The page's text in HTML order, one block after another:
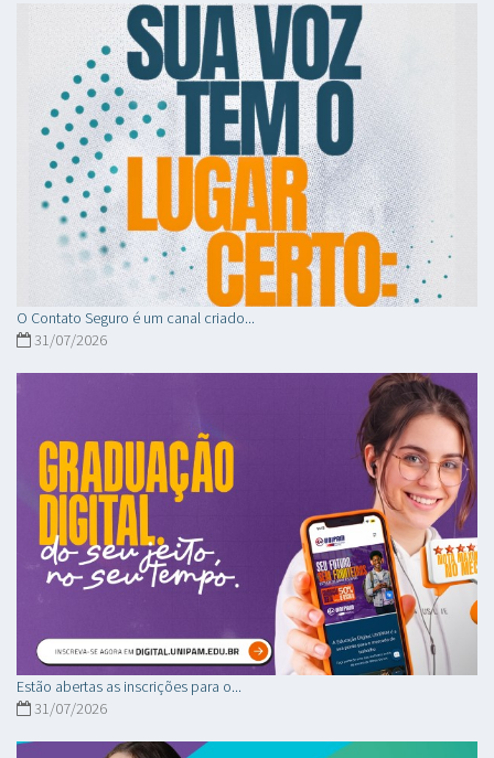
O Contato Seguro é um canal criado...
31/07/2026
Estão abertas as inscrições para o...
31/07/2026